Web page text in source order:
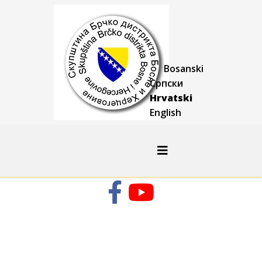
Bosanski
Српски
Hrvatski
English